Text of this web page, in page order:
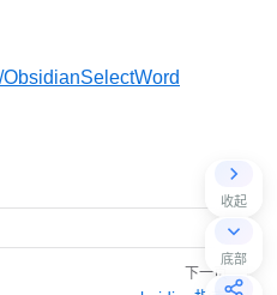
收起
底部
下一页